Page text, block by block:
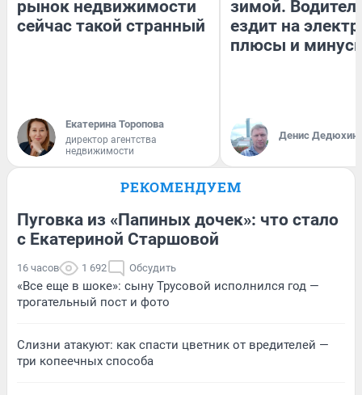
рынок недвижимости
сейчас такой странный
Екатерина Торопова
директор агентства
недвижимости
зимой.
ездит на
плюсы и
Денис Дедюхин
РЕКОМЕНДУЕМ
Пуговка из «Папиных дочек»: что стало
с Екатериной Старшовой
16 часов 1 692 Обсудить
«Все еще в шоке»: сыну Трусовой исполнился год —
трогательный пост и фото
Слизни атакуют: как спасти цветник от вредителей —
три копеечных способа